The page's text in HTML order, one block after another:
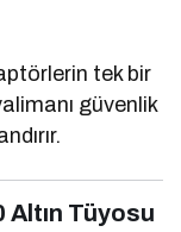
tek bir
güvenlik
Tüyosu